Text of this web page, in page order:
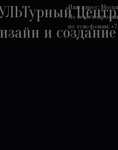
и
Наш адрес:
По всем
по телефонам: